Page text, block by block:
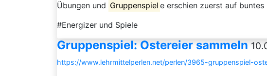
Übungen und Gruppenspiel e erschien zuerst auf buntes
#Energizer und Spiele
Gruppenspiel: Ostereier sammeln
https://www.lehrmittelperlen.net/perlen/3965-gruppenspiel-